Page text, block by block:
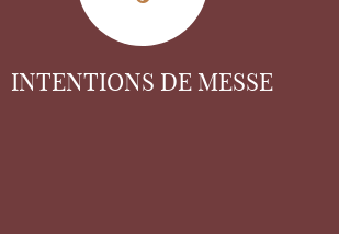
INTENTIONS DE MESSE